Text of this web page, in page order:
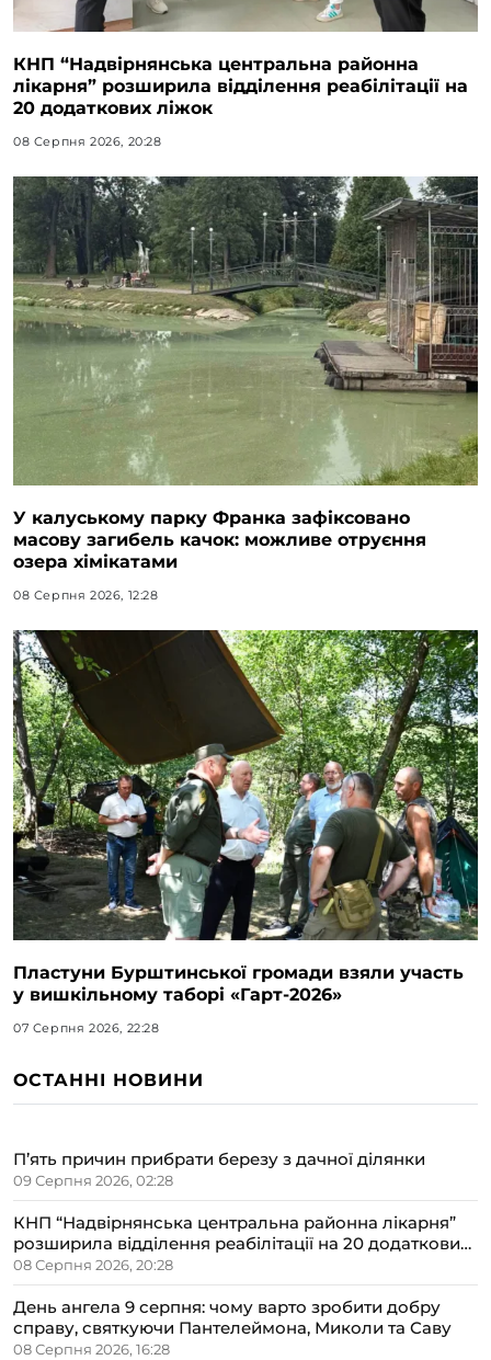
КНП “Надвірнянська центральна районна
лікарня” розширила відділення реабілітації на
20 додаткових ліжок
08 Серпня 2026, 20:28
У калуському парку Франка зафіксовано
масову загибель качок: можливе отруєння
озера хімікатами
08 Серпня 2026, 12:28
Пластуни Бурштинської громади взяли участь
у вишкільному таборі «Гарт-2026»
07 Серпня 2026, 22:28
ОСТАННІ НОВИНИ
П’ять причин прибрати березу з дачної ділянки
09 Серпня 2026, 02:28
КНП “Надвірнянська центральна районна лікарня”
розширила відділення реабілітації на 20 додаткових
ліжок
08 Серпня 2026, 20:28
День ангела 9 серпня: чому варто зробити добру
справу, святкуючи Пантелеймона, Миколи та Саву
08 Серпня 2026, 16:28